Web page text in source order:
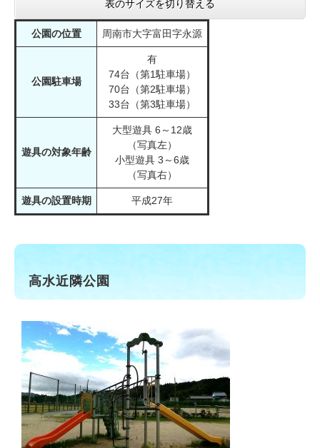
表のサイズを切り替える
公園の位置 周南市大字富田字永源
公園駐車場
有
74台（第1駐車場）
70台（第2駐車場）
33台（第3駐車場）
遊具の対象年齢
大型遊具 6～12歳
（写真左）
小型遊具 3～6歳
（写真右）
遊具の設置時期 平成27年
高水近隣公園